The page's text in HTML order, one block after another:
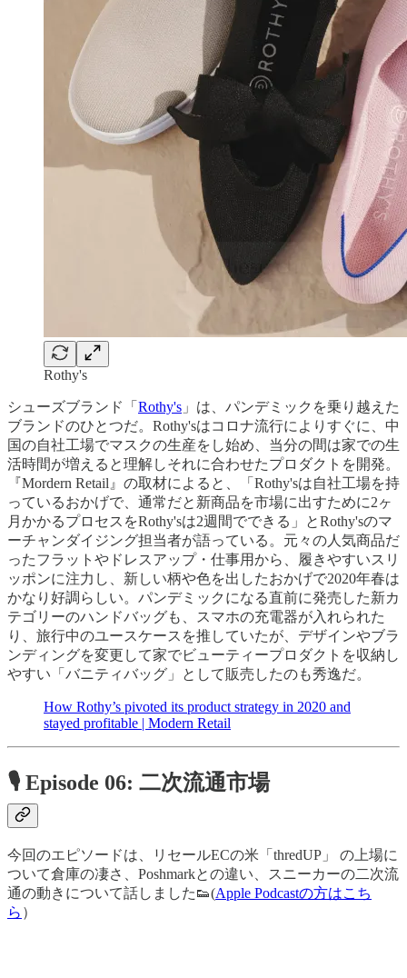
Rothy's
シューズブランド「 Rothy's 」は、パンデミックを乗り越えた
ブランドのひとつだ。Rothy'sはコロナ流行によりすぐに、中
国の自社工場でマスクの生産をし始め、当分の間は家での生
活時間が増えると理解しそれに合わせたプロダクトを開発。
『Mordern Retail』の取材によると、「Rothy'sは自社工場を持
っているおかげで、通常だと新商品を市場に出すために2ヶ
月かかるプロセスをRothy'sは2週間でできる」とRothy'sのマ
ーチャンダイジング担当者が語っている。元々の人気商品だ
ったフラットやドレスアップ・仕事用から、履きやすいスリ
ッポンに注力し、新しい柄や色を出したおかげで2020年春は
かなり好調らしい。パンデミックになる直前に発売した新カ
テゴリーのハンドバッグも、スマホの充電器が入れられた
り、旅行中のユースケースを推していたが、デザインやブラ
ンディングを変更して家でビューティープロダクトを収納し
やすい「バニティバッグ」として販売したのも秀逸だ。
How Rothy’s pivoted its product strategy in 2020 and
stayed profitable | Modern Retail
🎙 Episode 06: 二次流通市場
今回のエピソードは、リセールECの米「thredUP」 の上場に
ついて倉庫の凄さ、Poshmarkとの違い、スニーカーの二次流
通の動きについて話しました👟(Apple Podcastの方はこち
ら ）